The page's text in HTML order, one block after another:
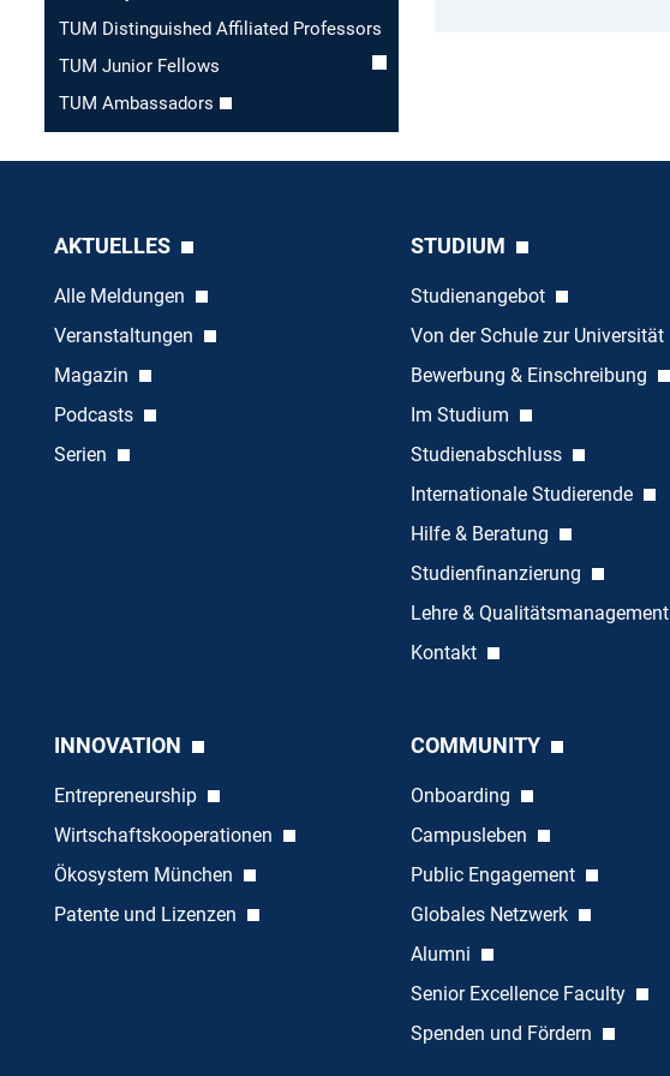
TUM Distinguished Affiliated Professors
TUM Junior Fellows
TUM Ambassadors
AKTUELLES
Alle Meldungen
Veranstaltungen
Magazin
Podcasts
Serien
STUDIUM
Studienangebot
Von der Schule zur Universität
Bewerbung & Einschreibung
Im Studium
Studienabschluss
Internationale Studierende
Hilfe & Beratung
Studienfinanzierung
Lehre & Qualitätsmanagement
Kontakt
INNOVATION
Entrepreneurship
Wirtschaftskooperationen
Ökosystem München
Patente und Lizenzen
COMMUNITY
Onboarding
Campusleben
Public Engagement
Globales Netzwerk
Alumni
Senior Excellence Faculty
Spenden und Fördern